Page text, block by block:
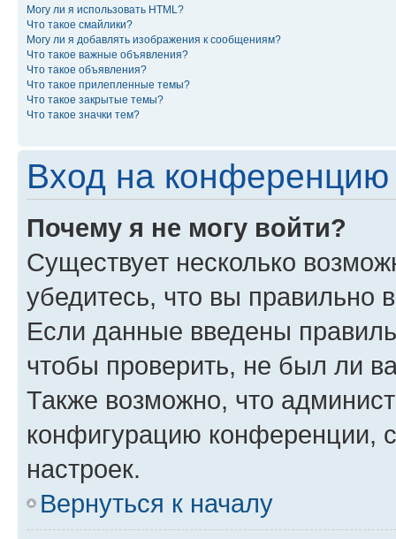
Могу ли я использовать HTML?
Что такое смайлики?
Могу ли я добавлять изображения к сообщениям?
Что такое важные объявления?
Что такое объявления?
Что такое прилепленные темы?
Что такое закрытые темы?
Что такое значки тем?
Вход на конференцию
Почему я не могу войти?
Существует несколько
убедитесь, что вы правильно
Если данные введены
чтобы проверить, не был ли
Также возможно, что
конфигурацию конференции,
настроек.
Вернуться к началу